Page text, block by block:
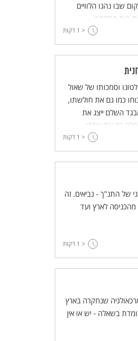
שבו נהגו הלוויים
בית המקדש.
< 1 דקות
וסמכותו של שאול
כמו גם את חולשתו,
השלם ייצג את
גם את אובדן
עם שמואל הנביא.
< 1 דקות
של התנ"ך - נביאים. זה
לארץ ועד
< 1 דקות
שנחקרה בארץ
בשאלה - יש או אין